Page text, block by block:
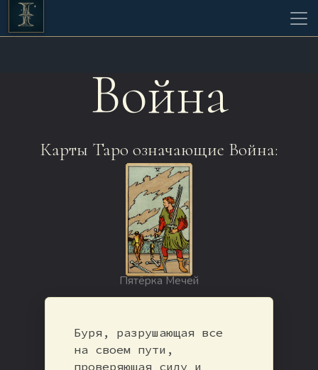
Война
Карты Таро означающие Война:
Пятёрка Мечей
Буря, разрушающая все
на своем пути,
проверяющая силу и